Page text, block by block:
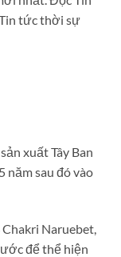
tức thời sự
xuất Tây Ban
năm sau đó vào
Chakri Naruebet,
để thể hiện